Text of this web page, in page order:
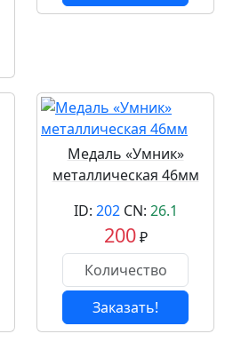
Медаль «Умник»
металлическая 46мм
ID: 202CN: 26.1
200₽
Заказать!